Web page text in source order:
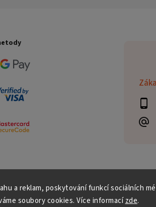
a reklam, poskytování funkcí sociálních
soubory cookies. Více informacízde.